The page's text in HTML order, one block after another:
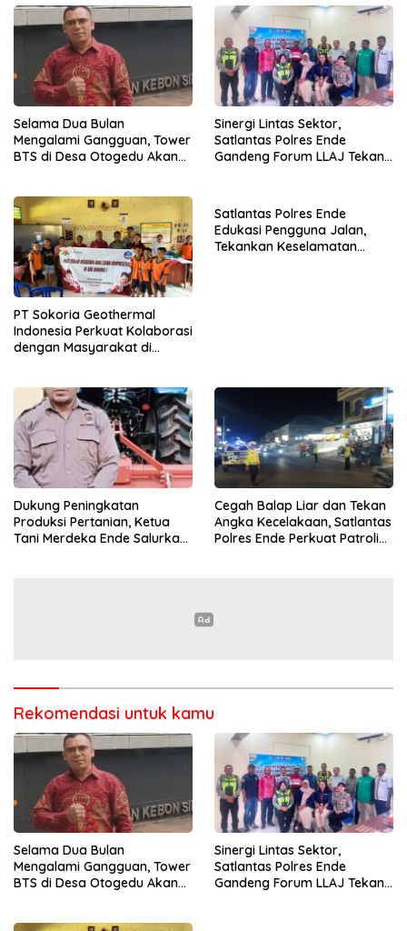
Selama Dua Bulan
Mengalami Gangguan, Tower
BTS di Desa Otogedu Akan
Sinergi Lintas Sektor,
Satlantas Polres Ende
Gandeng Forum LLAJ Tekan
PT Sokoria Geothermal
Indonesia Perkuat Kolaborasi
dengan Masyarakat di
Satlantas Polres Ende
Edukasi Pengguna Jalan,
Tekankan Keselamatan
Dukung Peningkatan
Produksi Pertanian, Ketua
Tani Merdeka Ende Salurkan
Cegah Balap Liar dan Tekan
Angka Kecelakaan, Satlantas
Polres Ende Perkuat Patroli
Rekomendasi untuk kamu
Selama Dua Bulan
Mengalami Gangguan, Tower
BTS di Desa Otogedu Akan
Sinergi Lintas Sektor,
Satlantas Polres Ende
Gandeng Forum LLAJ Tekan